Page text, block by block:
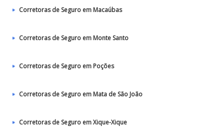
Corretoras de Seguro em Macaúbas
Corretoras de Seguro em Monte Santo
Corretoras de Seguro em Poções
Corretoras de Seguro em Mata de São João
Corretoras de Seguro em Xique-Xique